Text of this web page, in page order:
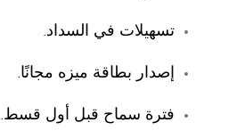
تسهيلات في السداد.
إصدار بطاقة ميزه مجانًا.
فترة سماح قبل أول قسط.